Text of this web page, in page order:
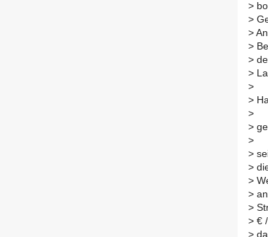
>
>
>
>
>
>
>
>
>
>
>
>
>
>
>
>
> €
>